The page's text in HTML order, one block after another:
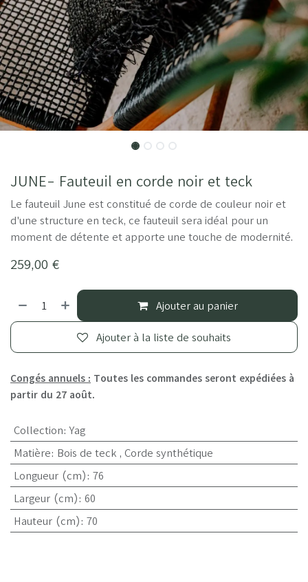
JUNE- Fauteuil en corde noir et teck
Le fauteuil June est constitué de corde de couleur noir et
d'une structure en teck, ce fauteuil sera idéal pour un
moment de détente et apporte une touche de modernité.
259,00 €
Ajouter au panier
Ajouter à la liste de souhaits
Congés annuels : Toutes les commandes seront expédiées à
partir du 27 août.
Collection:Yag
Matière: Bois de teck, Corde synthétique
Longueur (cm): 76
Largeur (cm): 60
Hauteur (cm): 70